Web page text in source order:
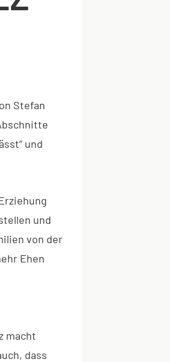
Stefan
und
und
von der
Ehen
macht
dass